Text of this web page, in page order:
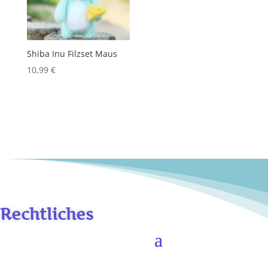
Shiba Inu Filzset Maus
10,99 €
Rechtliches